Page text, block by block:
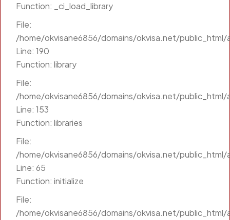
Function: _ci_load_library
File:
/home/okvisane6856/domains/okvisa.net/
Line: 190
Function: library
File:
/home/okvisane6856/domains/okvisa.net/
Line: 153
Function: libraries
File:
/home/okvisane6856/domains/okvisa.net/
Line: 65
Function: initialize
File:
/home/okvisane6856/domains/okvisa.net/